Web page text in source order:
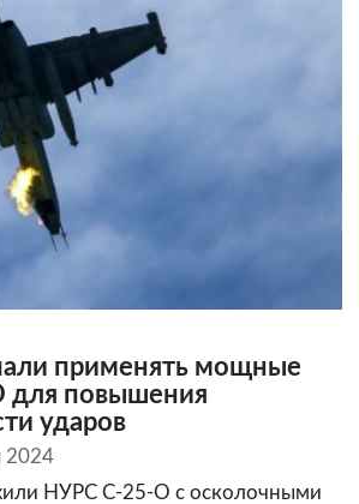
применять мощные
повышения
ударов
2024
НУРС С-25-О с осколочными